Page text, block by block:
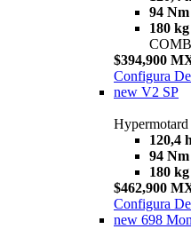
94 Nm
180 kg
$394,900
Configura
new V2 SP
120,4
94 Nm
180 kg
$462,900
Configura
new 698